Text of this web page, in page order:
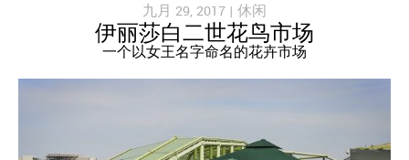
九月 29, 2017 | 休闲
伊丽莎白二世花鸟市场
一个以女王名字命名的花卉市场